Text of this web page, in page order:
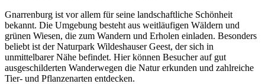
Gnarrenburg ist vor allem für seine landschaftliche Schönheit
bekannt. Die Umgebung besteht aus weitläufigen Wäldern und
grünen Wiesen, die zum Wandern und Erholen einladen. Besonders
beliebt ist der Naturpark Wildeshauser Geest, der sich in
unmittelbarer Nähe befindet. Hier können Besucher auf gut
ausgeschilderten Wanderwegen die Natur erkunden und zahlreiche
Tier- und Pflanzenarten entdecken.